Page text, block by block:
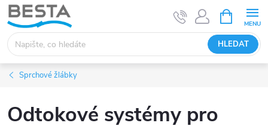
Přejít
na
obsah
HLEDAT
NÁKUPNÍ
KOŠÍK
Sprchové žlábky
Odtokové systémy pro